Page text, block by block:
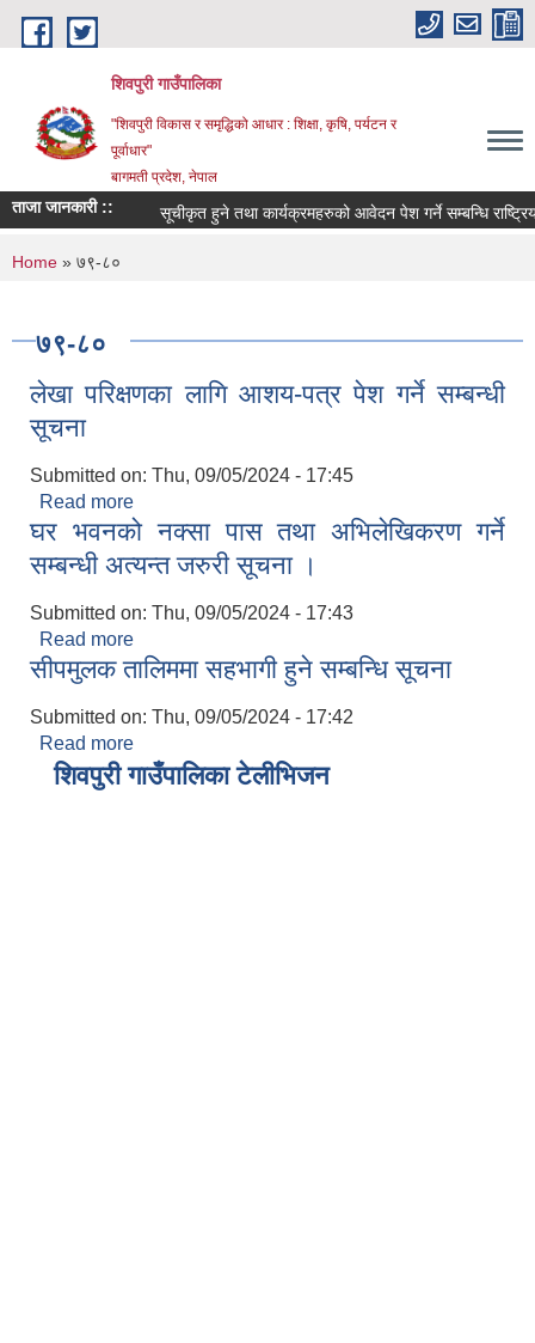
Skip to main content
शिवपुरी गाउँपालिका
"शिवपुरी विकास र समृद्धिको आधार : शिक्षा, कृषि, पर्यटन र
पूर्वाधार"
बागमती प्रदेश, नेपाल
ताजा जानकारी :: सूचीकृत हुने तथा कार्यक्रमहरुको आवेदन पेश गर्ने सम्बन्धि राष्ट्रिय
You are here
Home » ७९-८०
७९-८०
लेखा परिक्षणका लागि आशय-पत्र पेश गर्ने सम्बन्धी
सूचना
Submitted on: Thu, 09/05/2024 - 17:45
Read more
सूचना
घर भवनको नक्सा पास तथा अभिलेखिकरण गर्ने
सम्बन्धी अत्यन्त जरुरी सूचना ।
Submitted on: Thu, 09/05/2024 - 17:43
Read more
सम्बन्धी अत्यन्त जरुरी सूचना ।
सीपमुलक तालिममा सहभागी हुने सम्बन्धि सूचना
Submitted on: Thu, 09/05/2024 - 17:42
Read more
शिवपुरी गाउँपालिका टेलीभिजन